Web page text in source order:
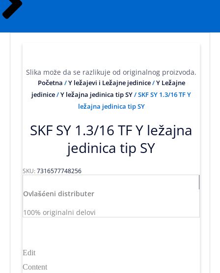
Slika može da se razlikuje od originalnog proizvoda.
Početna /Y ležajevi i Ležajne jedinice/Y Ležajne
jedinice/Y ležajna jedinica tip SY/ SKF SY 1.3/16 TF Y
ležajna jedinica tip SY
SKF SY 1.3/16 TF Y ležajna
jedinica tip SY
SKU: 7316577748256
Ovlašćeni distributer
100% originalni delovi
Edit
Content